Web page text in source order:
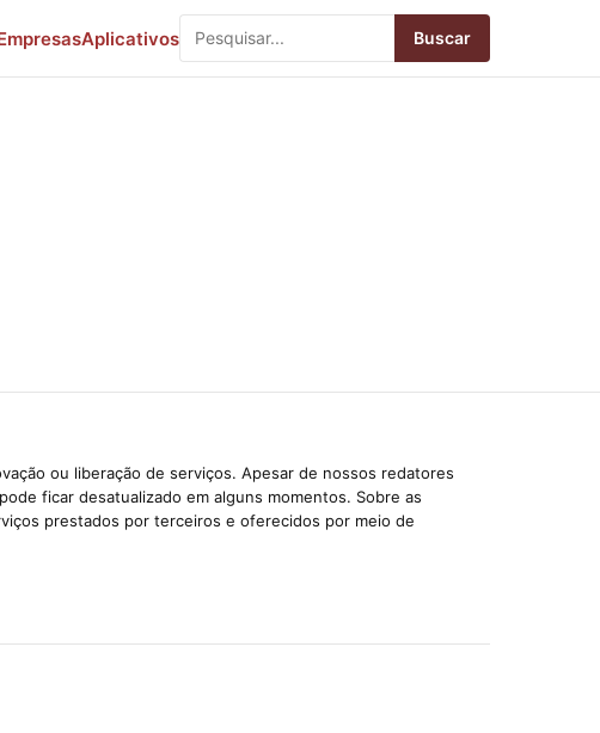
Aplicativos Buscar
ou liberação de serviços. Apesar de nossos redatores
ficar desatualizado em alguns momentos. Sobre as
prestados por terceiros e oferecidos por meio de